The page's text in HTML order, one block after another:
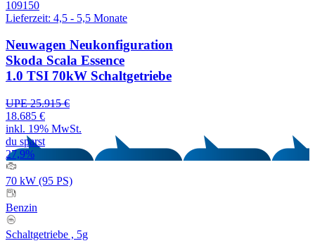
Lieferzeit: 4,5 - 5,5 Monate
Neuwagen Neukonfiguration
Skoda Scala Essence
1.0 TSI 70kW Schaltgetriebe
UPE 25.915 €
18.685 €
inkl. 19% MwSt.
du sparst
27,9%
70 kW (95 PS)
Benzin
Schaltgetriebe , 5g